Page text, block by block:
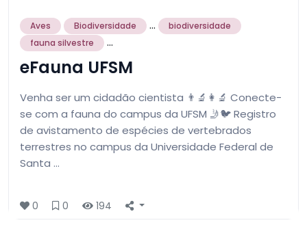
Aves Biodiversidade ...
biodiversidade
fauna silvestre
...
eFauna UFSM
Venha ser um cidadão cientista 👨‍🔬👩‍🔬 Conecte-
se com a fauna do campus da UFSM 🤳🐦 Registro
de avistamento de espécies de vertebrados
terrestres no campus da Universidade Federal de
Santa …
0 0 194